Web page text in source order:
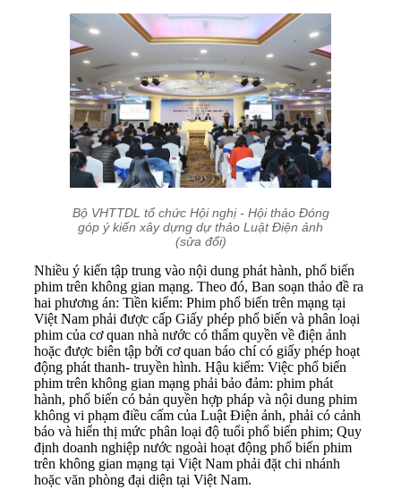
Bộ VHTTDL tổ chức Hội nghị - Hội thảo Đóng
góp ý kiến xây dựng dự thảo Luật Điện ảnh
(sửa đổi)
Nhiều ý kiến tập trung vào nội dung phát hành, phổ biến
phim trên không gian mạng. Theo đó, Ban soạn thảo đề ra
hai phương án: Tiền kiểm: Phim phổ biến trên mạng tại
Việt Nam phải được cấp Giấy phép phổ biến và phân loại
phim của cơ quan nhà nước có thẩm quyền về điện ảnh
hoặc được biên tập bởi cơ quan báo chí có giấy phép hoạt
động phát thanh- truyền hình. Hậu kiểm: Việc phổ biến
phim trên không gian mạng phải bảo đảm: phim phát
hành, phổ biến có bản quyền hợp pháp và nội dung phim
không vi phạm điều cấm của Luật Điện ảnh, phải có cảnh
báo và hiển thị mức phân loại độ tuổi phổ biến phim; Quy
định doanh nghiệp nước ngoài hoạt động phổ biến phim
trên không gian mạng tại Việt Nam phải đặt chi nhánh
hoặc văn phòng đại diện tại Việt Nam.